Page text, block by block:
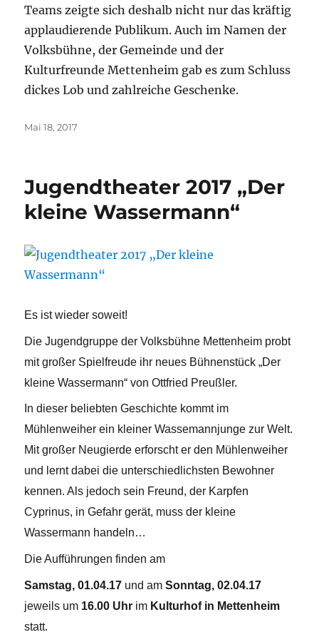
Teams zeigte sich deshalb nicht nur das kräftig
applaudierende Publikum. Auch im Namen der
Volksbühne, der Gemeinde und der
Kulturfreunde Mettenheim gab es zum Schluss
dickes Lob und zahlreiche Geschenke.
Veröffentlicht
Mai 18, 2017
Jugendtheater 2017 „Der
kleine Wassermann“
Es ist wieder soweit!
Die Jugendgruppe der Volksbühne Mettenheim probt
mit großer Spielfreude ihr neues Bühnenstück „Der
kleine Wassermann“ von Ottfried Preußler.
In dieser beliebten Geschichte kommt im
Mühlenweiher ein kleiner Wassemannjunge zur Welt.
Mit großer Neugierde erforscht er den Mühlenweiher
und lernt dabei die unterschiedlichsten Bewohner
kennen. Als jedoch sein Freund, der Karpfen
Cyprinus, in Gefahr gerät, muss der kleine
Wassermann handeln…
Die Aufführungen finden am
Samstag, 01.04.17 und amSonntag, 02.04.17
jeweils um 16.00 Uhr im Kulturhof in Mettenheim
statt.